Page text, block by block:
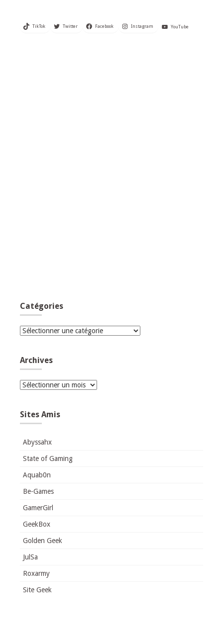
TikTok Twitter Facebook Instagram YouTube
Catégories
Catégories
Archives
Archives
Sites Amis
Abyssahx
State of Gaming
Aquab0n
Be-Games
GamerGirl
GeekBox
Golden Geek
JulSa
Roxarmy
Site Geek